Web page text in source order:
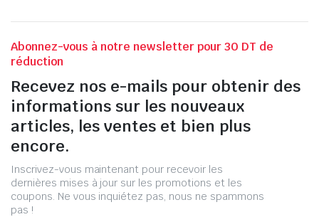
Abonnez-vous à notre newsletter pour 30 DT de
réduction
Recevez nos e-mails pour obtenir des
informations sur les nouveaux
articles, les ventes et bien plus
encore.
Inscrivez-vous maintenant pour recevoir les
dernières mises à jour sur les promotions et les
coupons. Ne vous inquiétez pas, nous ne spammons
pas !